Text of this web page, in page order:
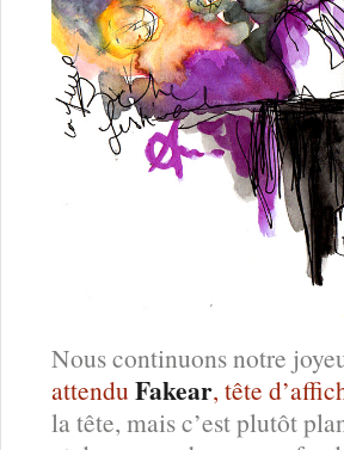
Nous continuons notre
attendu Fakear, tête
la tête, mais c’est plutôt